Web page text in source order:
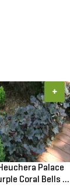
Palace
Coral Bells ...
+